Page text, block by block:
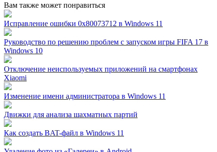
Вам также может понравиться
Исправление ошибки 0x80073712 в Windows 11
Руководство по решению проблем с запуском игры FIFA 17 в
Windows 10
Отключение неиспользуемых приложений на смартфонах
Xiaomi
Изменение имени администратора в Windows 11
Движки для анализа шахматных партий
Как создать BAT-файл в Windows 11